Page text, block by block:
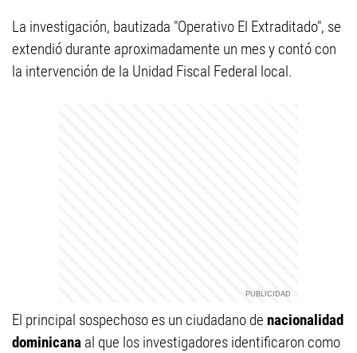
La investigación, bautizada "Operativo El Extraditado", se
extendió durante aproximadamente un mes y contó con
la intervención de la Unidad Fiscal Federal local.
El principal sospechoso es un ciudadano de nacionalidad
dominicana al que los investigadores identificaron como